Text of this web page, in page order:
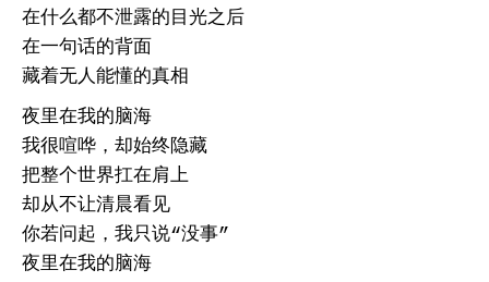
在什么都不泄露的目光之后
在一句话的背面
藏着无人能懂的真相
夜里在我的脑海
我很喧哗，却始终隐藏
把整个世界扛在肩上
却从不让清晨看见
你若问起，我只说“没事”
夜里在我的脑海